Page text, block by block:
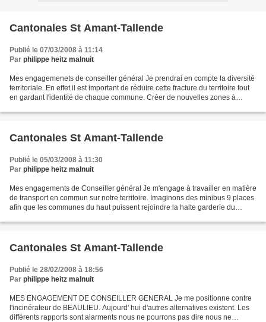
Cantonales St Amant-Tallende
Publié le 07/03/2008 à 11:14
Par philippe heitz malnuit
Mes engagemenets de conseiller général Je prendrai en compte la diversité
territoriale. En effet il est important de réduire cette fracture du territoire tout
en gardant l'identité de chaque commune. Créer de nouvelles zones à
Cantonales St Amant-Tallende
Publié le 05/03/2008 à 11:30
Par philippe heitz malnuit
Mes engagements de Conseiller général Je m'engage à travailler en matière
de transport en commun sur notre territoire. Imaginons des minibus 9 places
afin que les communes du haut puissent rejoindre la halte garderie du
Cantonales St Amant-Tallende
Publié le 28/02/2008 à 18:56
Par philippe heitz malnuit
MES ENGAGEMENT DE CONSEILLER GENERAL Je me positionne contre
l'incinérateur de BEAULIEU. Aujourd' hui d'autres alternatives existent. Les
différents rapports sont alarments nous ne pourrons pas dire nous ne